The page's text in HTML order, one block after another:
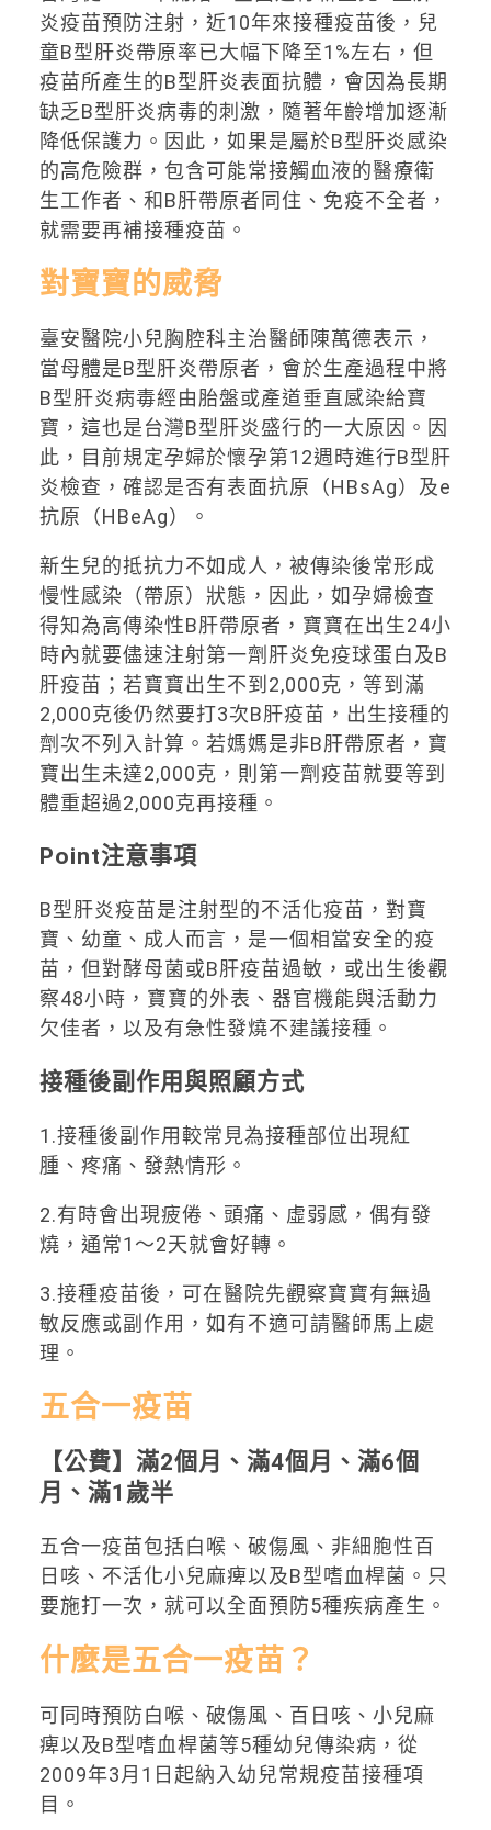
炎疫苗預防注射，近10年來接種疫苗後，兒
童B型肝炎帶原率已大幅下降至1%左右，但
疫苗所產生的B型肝炎表面抗體，會因為長期
缺乏B型肝炎病毒的刺激，隨著年齡增加逐漸
降低保護力。因此，如果是屬於B型肝炎感染
的高危險群，包含可能常接觸血液的醫療衛
生工作者、和B肝帶原者同住、免疫不全者，
就需要再補接種疫苗。
對寶寶的威脅
臺安醫院小兒胸腔科主治醫師陳萬德表示，
當母體是B型肝炎帶原者，會於生產過程中將
B型肝炎病毒經由胎盤或產道垂直感染給寶
寶，這也是台灣B型肝炎盛行的一大原因。因
此，目前規定孕婦於懷孕第12週時進行B型肝
炎檢查，確認是否有表面抗原（HBsAg）及e
抗原（HBeAg）。
新生兒的抵抗力不如成人，被傳染後常形成
慢性感染（帶原）狀態，因此，如孕婦檢查
得知為高傳染性B肝帶原者，寶寶在出生24小
時內就要儘速注射第一劑肝炎免疫球蛋白及B
肝疫苗；若寶寶出生不到2,000克，等到滿
2,000克後仍然要打3次B肝疫苗，出生接種的
劑次不列入計算。若媽媽是非B肝帶原者，寶
寶出生未達2,000克，則第一劑疫苗就要等到
體重超過2,000克再接種。
Point注意事項
B型肝炎疫苗是注射型的不活化疫苗，對寶
寶、幼童、成人而言，是一個相當安全的疫
苗，但對酵母菌或B肝疫苗過敏，或出生後觀
察48小時，寶寶的外表、器官機能與活動力
欠佳者，以及有急性發燒不建議接種。
接種後副作用與照顧方式
1.接種後副作用較常見為接種部位出現紅
腫、疼痛、發熱情形。
2.有時會出現疲倦、頭痛、虛弱感，偶有發
燒，通常1〜2天就會好轉。
3.接種疫苗後，可在醫院先觀察寶寶有無過
敏反應或副作用，如有不適可請醫師馬上處
理。
五合一疫苗
【公費】滿2個月、滿4個月、滿6個
月、滿1歲半
五合一疫苗包括白喉、破傷風、非細胞性百
日咳、不活化小兒麻痺以及B型嗜血桿菌。只
要施打一次，就可以全面預防5種疾病產生。
什麼是五合一疫苗？
可同時預防白喉、破傷風、百日咳、小兒麻
痺以及B型嗜血桿菌等5種幼兒傳染病，從
2009年3月1日起納入幼兒常規疫苗接種項
目。